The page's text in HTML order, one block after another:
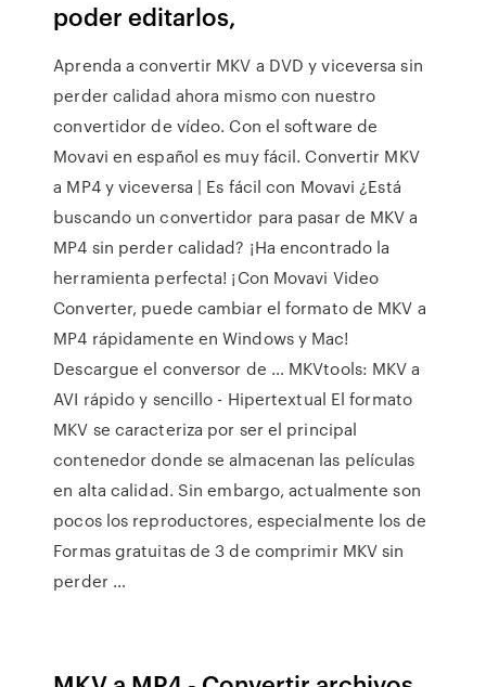
poder editarlos,
Aprenda a convertir MKV a DVD y viceversa sin
perder calidad ahora mismo con nuestro
convertidor de vídeo. Con el software de
Movavi en español es muy fácil. Convertir MKV
a MP4 y viceversa | Es fácil con Movavi ¿Está
buscando un convertidor para pasar de MKV a
MP4 sin perder calidad? ¡Ha encontrado la
herramienta perfecta! ¡Con Movavi Video
Converter, puede cambiar el formato de MKV a
MP4 rápidamente en Windows y Mac!
Descargue el conversor de … MKVtools: MKV a
AVI rápido y sencillo - Hipertextual El formato
MKV se caracteriza por ser el principal
contenedor donde se almacenan las películas
en alta calidad. Sin embargo, actualmente son
pocos los reproductores, especialmente los de
Formas gratuitas de 3 de comprimir MKV sin
perder …